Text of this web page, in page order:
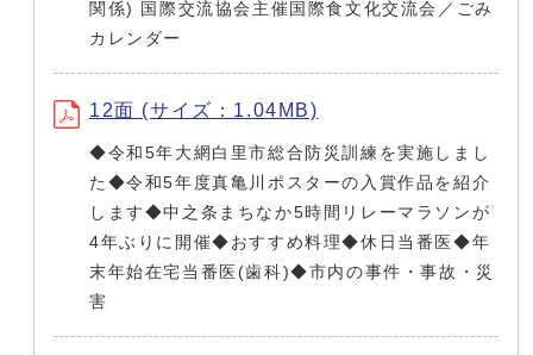
関係) 国際交流協会主催国際食文化交流会／ごみ
カレンダー
12面 (サイズ：1.04MB)
◆令和5年大網白里市総合防災訓練を実施しまし
た◆令和5年度真亀川ポスターの入賞作品を紹介
します◆中之条まちなか5時間リレーマラソンが
4年ぶりに開催◆おすすめ料理◆休日当番医◆年
末年始在宅当番医(歯科)◆市内の事件・事故・災
害